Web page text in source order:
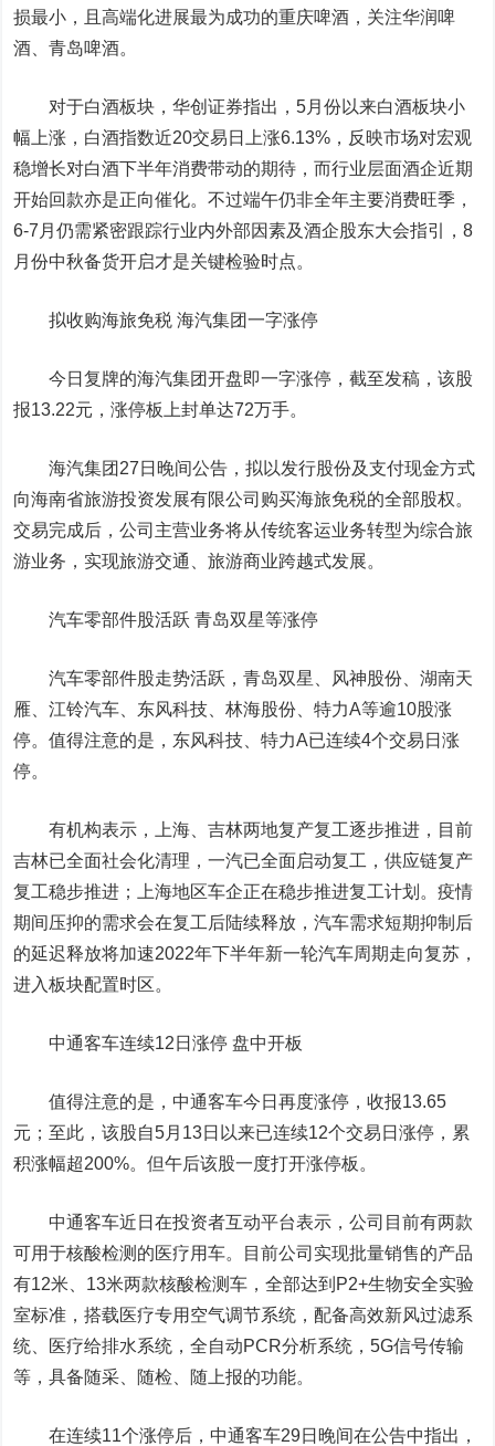
损最小，且高端化进展最为成功的重庆啤酒，关注华润啤
酒、青岛啤酒。
对于白酒板块，华创证券指出，5月份以来白酒板块小
幅上涨，白酒指数近20交易日上涨6.13%，反映市场对宏观
稳增长对白酒下半年消费带动的期待，而行业层面酒企近期
开始回款亦是正向催化。不过端午仍非全年主要消费旺季，
6-7月仍需紧密跟踪行业内外部因素及酒企股东大会指引，8
月份中秋备货开启才是关键检验时点。
拟收购海旅免税海汽集团一字涨停
今日复牌的海汽集团开盘即一字涨停，截至发稿，该股
报13.22元，涨停板上封单达72万手。
海汽集团27日晚间公告，拟以发行股份及支付现金方式
向海南省旅游投资发展有限公司购买海旅免税的全部股权。
交易完成后，公司主营业务将从传统客运业务转型为综合旅
游业务，实现旅游交通、旅游商业跨越式发展。
汽车零部件股活跃青岛双星等涨停
汽车零部件股走势活跃，青岛双星、 风神股份 、湖南天
雁 、江铃汽车 东风科技 、林海股份 、特力A等逾10股涨
停。值得注意的是，东风科技、特力A已连续4个交易日涨
停。
有机构表示，上海、吉林两地复产复工逐步推进，目前
吉林已全面社会化清理，一汽已全面启动复工，供应链复产
复工稳步推进；上海地区车企正在稳步推进复工计划。疫情
期间压抑的需求会在复工后陆续释放，汽车需求短期抑制后
的延迟释放将加速2022年下半年新一轮汽车周期走向复苏，
进入板块配置时区。
中通客车连续12日涨停 盘中开板
值得注意的是，中通客车今日再度涨停，收报13.65
元；至此，该股自5月13日以来已连续12个交易日涨停，累
积涨幅超200%。但午后该股一度打开涨停板。
中通客车近日在投资者互动平台表示，公司目前有两款
可用于核酸检测的医疗用车。目前公司实现批量销售的产品
有12米、13米两款核酸检测车，全部达到P2+生物安全实验
室标准，搭载医疗专用空气调节系统，配备高效新风过滤系
统、医疗给排水系统，全自动PCR分析系统，5G信号传输
等，具备随采、随检、随上报的功能。
在连续11个涨停后，中通客车29日晚间在公告中指出，